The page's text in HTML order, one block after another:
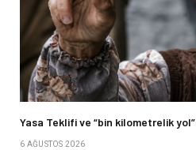
Yasa Teklifi ve “bin kilometrelik yol”
6 AĞUSTOS 2026